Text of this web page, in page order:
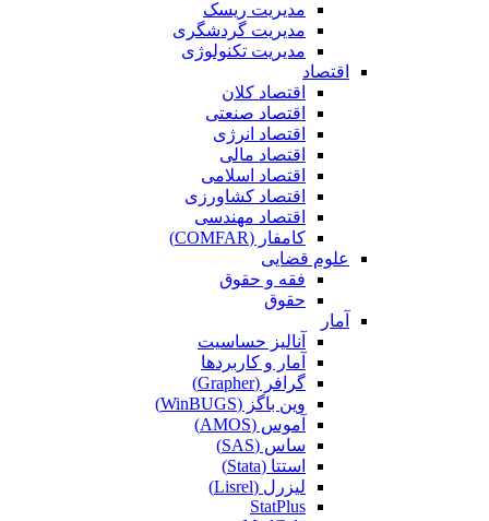
مدیریت ریسک
مدیریت گردشگری
مدیریت تکنولوژی
اقتصاد
اقتصاد کلان
اقتصاد صنعتی
اقتصاد انرژی
اقتصاد مالی
اقتصاد اسلامی
اقتصاد کشاورزی
اقتصاد مهندسی
کامفار (COMFAR)
علوم قضایی
فقه و حقوق
حقوق
آمار
آنالیز حساسیت
آمار و کاربردها
گرافر (Grapher)
وین باگز (WinBUGS)
آموس (AMOS)
ساس (SAS)
استتا (Stata)
لیزرل (Lisrel)
StatPlus